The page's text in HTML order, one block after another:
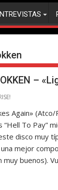
–
Again»
To Pay”
disco muy
mejor
buenos).